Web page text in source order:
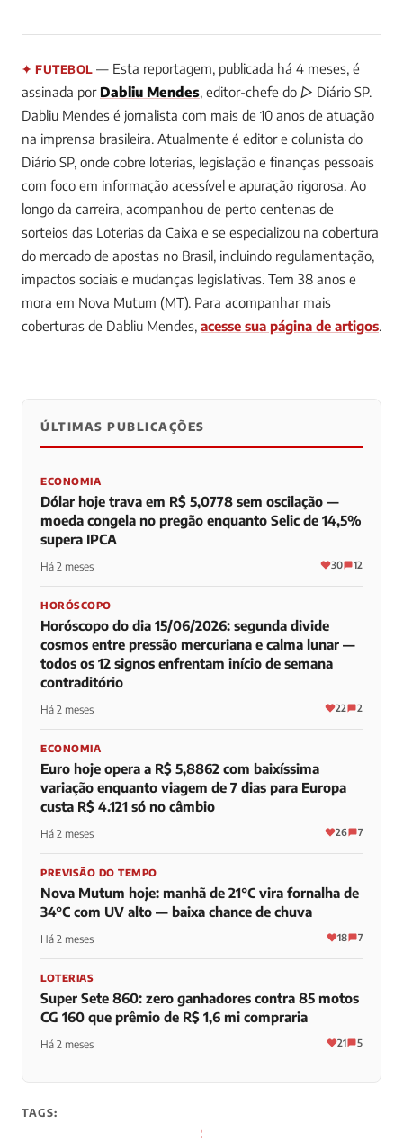
✦ FUTEBOL— Esta reportagem, publicada há 4 meses, é
assinada por Dabliu Mendes, editor-chefe do ▷ Diário SP.
Dabliu Mendes é jornalista com mais de 10 anos de atuação
na imprensa brasileira. Atualmente é editor e colunista do
Diário SP, onde cobre loterias, legislação e finanças pessoais
com foco em informação acessível e apuração rigorosa. Ao
longo da carreira, acompanhou de perto centenas de
sorteios das Loterias da Caixa e se especializou na cobertura
do mercado de apostas no Brasil, incluindo regulamentação,
impactos sociais e mudanças legislativas. Tem 38 anos e
mora em Nova Mutum (MT). Para acompanhar mais
coberturas de Dabliu Mendes, acesse sua página de artigos.
0 0 0
ÚLTIMAS PUBLICAÇÕES
ECONOMIA
Dólar hoje trava em R$ 5,0778 sem oscilação —
moeda congela no pregão enquanto Selic de 14,5%
supera IPCA
Há 2 meses 30 12
HORÓSCOPO
Horóscopo do dia 15/06/2026: segunda divide
cosmos entre pressão mercuriana e calma lunar —
todos os 12 signos enfrentam início de semana
contraditório
Há 2 meses 22 2
ECONOMIA
Euro hoje opera a R$ 5,8862 com baixíssima
variação enquanto viagem de 7 dias para Europa
custa R$ 4.121 só no câmbio
Há 2 meses 26 7
PREVISÃO DO TEMPO
Nova Mutum hoje: manhã de 21°C vira fornalha de
34°C com UV alto — baixa chance de chuva
Há 2 meses 18 7
LOTERIAS
Super Sete 860: zero ganhadores contra 85 motos
CG 160 que prêmio de R$ 1,6 mi compraria
Há 2 meses 21 5
TAGS: